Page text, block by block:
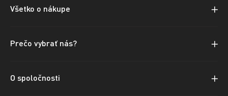
Všetko o nákupe
Prečo vybrať nás?
O spoločnosti